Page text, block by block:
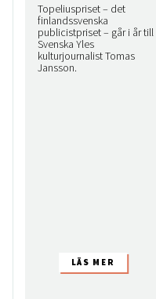
Topeliuspriset – det
finlandssvenska
publicistpriset – går i år till
Svenska Yles
kulturjournalist Tomas
Jansson.